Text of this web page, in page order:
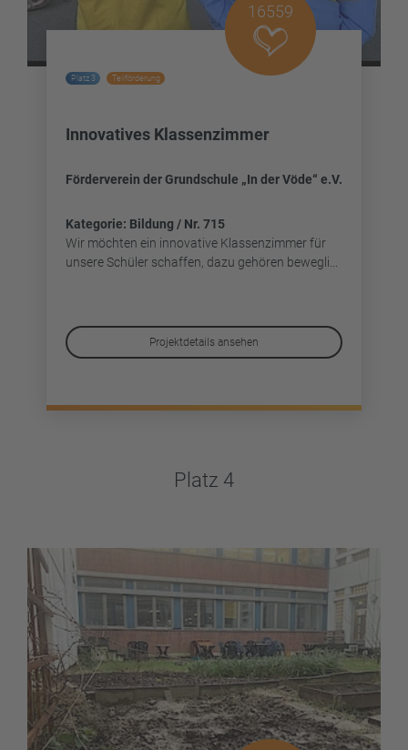
16559
Platz 3 Teilförderung
Innovatives Klassenzimmer
Förderverein der Grundschule „In der Vöde“ e.V.
Kategorie: Bildung / Nr. 715
Wir möchten ein innovative Klassenzimmer für
unsere Schüler schaffen, dazu gehören bewegli...
Projektdetails ansehen
Platz 4